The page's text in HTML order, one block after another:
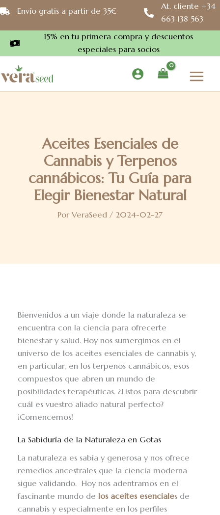
Ir
al
contenido
Envío gratis a partir de 35€
At. cliente +34
663 138 563
15% en tu primera compra y descuentos
especiales para socios
Aceites Esenciales de
Cannabis y Terpenos
cannábicos: Tu Guía para
Elegir Bienestar Natural
PorVeraSeed / 2024-02-27
Bienvenidos a un viaje donde la naturaleza se
encuentra con la ciencia para ofrecerte
bienestar y salud. Hoy nos sumergimos en el
universo de los aceites esenciales de cannabis y,
en particular, en los terpenos cannábicos, esos
compuestos que abren un mundo de
posibilidades terapéuticas. ¿Listos para descubrir
cuál es vuestro aliado natural perfecto?
¡Comencemos!
La Sabiduría de la Naturaleza en Gotas
La naturaleza es sabia y generosa y nos ofrece
remedios ancestrales que la ciencia moderna
sigue validando. Hoy nos adentramos en el
fascinante mundo de los aceites esenciales de
cannabis y especialmente en los perfiles